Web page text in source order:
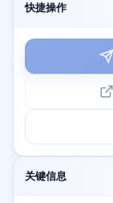
快捷操作
关键信息